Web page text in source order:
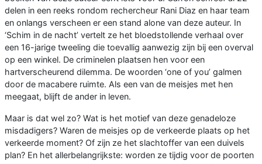
delen in een reeks rondom rechercheur Rani Diaz en haar team
en onlangs verscheen er een stand alone van deze auteur. In
‘Schim in de nacht’ vertelt ze het bloedstollende verhaal over
een 16-jarige tweeling die toevallig aanwezig zijn bij een overval
op een winkel. De criminelen plaatsen hen voor een
hartverscheurend dilemma. De woorden ‘one of you’ galmen
door de macabere ruimte. Als een van de meisjes met hen
meegaat, blijft de ander in leven.
Maar is dat wel zo? Wat is het motief van deze genadeloze
misdadigers? Waren de meisjes op de verkeerde plaats op het
verkeerde moment? Of zijn ze het slachtoffer van een duivels
plan? En het allerbelangrijkste: worden ze tijdig voor de poorten